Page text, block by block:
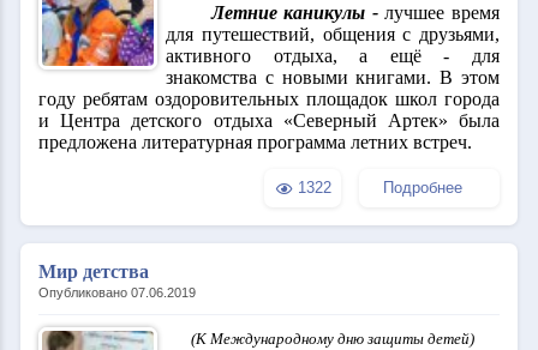
Летние каникулы -лучшее время
для путешествий, общения с друзьями,
активного отдыха, а ещё - для
знакомства с новыми книгами. В этом
году ребятам оздоровительных площадок школ города
и Центра детского отдыха «Северный Артек» была
предложена литературная программа летних встреч.
1322 Подробнее
Мир детства
Опубликовано 07.06.2019
(К Международному дню защиты детей)